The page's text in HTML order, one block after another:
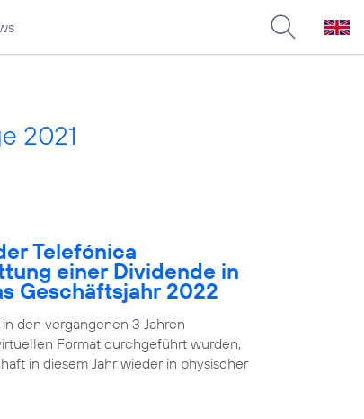
2021
Telefónica
einer Dividende in
Geschäftsjahr 2022
den vergangenen 3 Jahren
Format durchgeführt wurden,
in diesem Jahr wieder in physischer